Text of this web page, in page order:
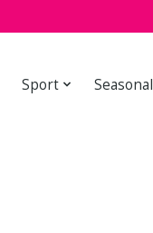
Sport Seasonal